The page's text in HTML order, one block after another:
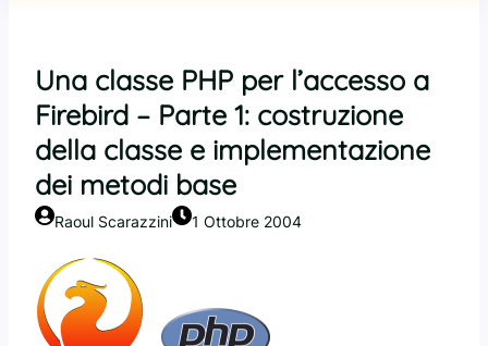
Una classe PHP per l’accesso a
Firebird – Parte 1: costruzione
della classe e implementazione
dei metodi base
Raoul Scarazzini 1 Ottobre 2004